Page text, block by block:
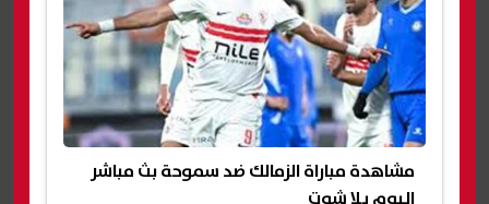
مشاهدة مباراة الزمالك ضد سموحة بث مباشر
اليوم يلا شوت